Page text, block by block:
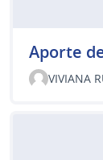
Aporte
VIVIANA